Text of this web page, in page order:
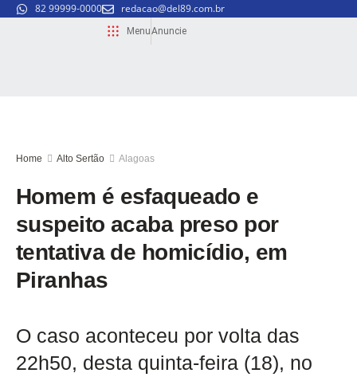
82 99999-0000 redacao@del89.com.br
MenuAnuncie
Home Alto Sertão Alagoas
Homem é esfaqueado e
suspeito acaba preso por
tentativa de homicídio, em
Piranhas
O caso aconteceu por volta das
22h50, desta quinta-feira (18), no